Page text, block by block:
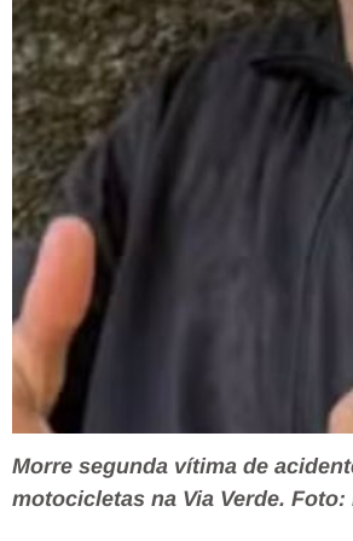
Morre segunda vítima de
motocicletas na Via Verde.